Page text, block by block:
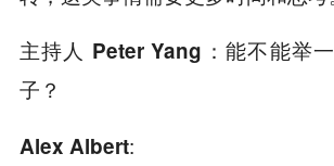
主持人 Peter Yang：能不能举
子？
Alex Albert: